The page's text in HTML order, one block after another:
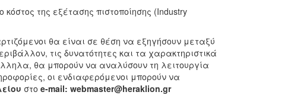
της εξέτασης πιστοποίησης (Industry
θα είναι σε θέση να εξηγήσουν μεταξύ
τις δυνατότητες και τα χαρακτηριστικά
θα μπορούν να αναλύσουν τη λειτουργία
οι ενδιαφερόμενοι μπορούν να
στο e-mail: webmaster@heraklion.gr